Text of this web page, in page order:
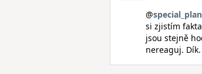
@special_plan
si zjistím
jsou stejně
nereaguj. Dík.